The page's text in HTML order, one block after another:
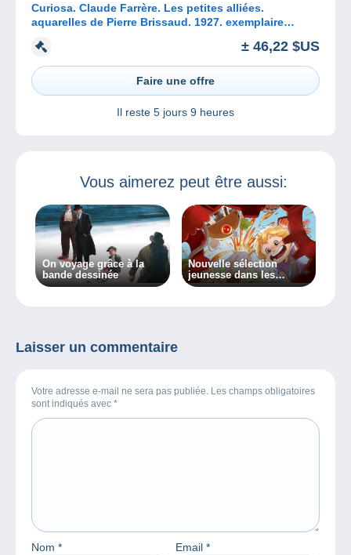
Curiosa. Claude Farrère. Les petites alliées.
aquarelles de Pierre Brissaud. 1927. exemplaire
± 46,22 $US
Faire une offre
Il reste 5 jours 9 heures
Vous aimerez peut être aussi:
On voyage grâce à la
bande dessinée
Nouvelle sélection
jeunesse dans les
Bédélires
Laisser un commentaire
Votre adresse e-mail ne sera pas publiée. Les champs obligatoires
sont indiqués avec *
Nom * Email *